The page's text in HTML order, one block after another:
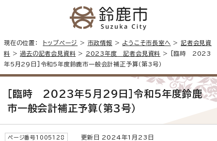
現在の位置： トップページ > 市政情報 > ようこそ市長室へ >記者会見資
料 >過去の記者会見資料 > 2023年度 記者会見資料 > [臨時 2023
年5月29日]令和5年度鈴鹿市一般会計補正予算（第3号）
[臨時 2023年5月29日]令和5年度鈴鹿
市一般会計補正予算（第3号）
ページ番号1005128 更新日 2024年1月23日